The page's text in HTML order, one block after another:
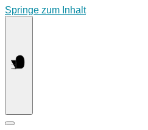
Springe zum Inhalt